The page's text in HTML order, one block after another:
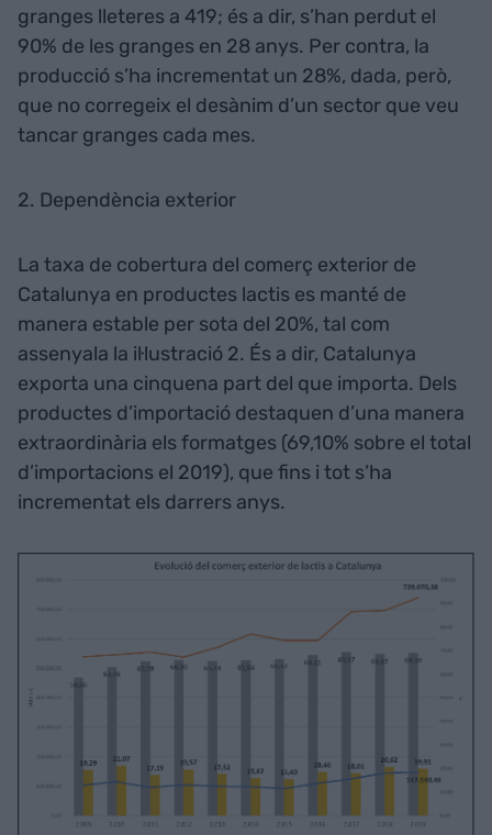
granges lleteres a 419; és a dir, s’han perdut el
90% de les granges en 28 anys. Per contra, la
producció s’ha incrementat un 28%, dada, però,
que no corregeix el desànim d’un sector que veu
tancar granges cada mes.
2. Dependència exterior
La taxa de cobertura del comerç exterior de
Catalunya en productes lactis es manté de
manera estable per sota del 20%, tal com
assenyala la il·lustració 2. És a dir, Catalunya
exporta una cinquena part del que importa. Dels
productes d’importació destaquen d’una manera
extraordinària els formatges (69,10% sobre el total
d’importacions el 2019), que fins i tot s’ha
incrementat els darrers anys.